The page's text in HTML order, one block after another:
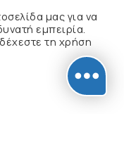
WCAG 2.1
μας για να
εμπειρία.
τη χρήση